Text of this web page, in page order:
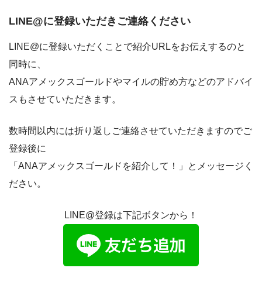
LINE@に登録いただきご連絡ください
LINE@に登録いただくことで紹介URLをお伝えするのと
同時に、
ANAアメックスゴールドやマイルの貯め方などのアドバイ
スもさせていただきます。
数時間以内には折り返しご連絡させていただきますのでご
登録後に
「ANAアメックスゴールドを紹介して！」とメッセージく
ださい。
LINE@登録は下記ボタンから！